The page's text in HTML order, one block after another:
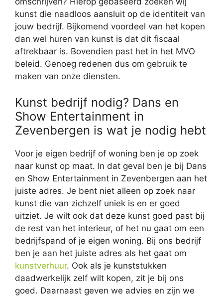
kunst die naadloos aansluit op de identiteit van
jouw bedrijf. Bijkomend voordeel van het kopen
dan wel huren van kunst is dat dit fiscaal
aftrekbaar is. Bovendien past het in het MVO
beleid. Genoeg redenen dus om gebruik te
maken van onze diensten.
Kunst bedrijf nodig? Dans en
Show Entertainment in
Zevenbergen is wat je nodig hebt
Voor je eigen bedrijf of woning ben je op zoek
naar kunst op maat. In dat geval ben je bij Dans
en Show Entertainment in Zevenbergen aan het
juiste adres. Je bent niet alleen op zoek naar
kunst die van zichzelf uniek is en er goed
uitziet. Je wilt ook dat deze kunst goed past bij
de rest van het interieur, of het nu gaat om een
bedrijfspand of je eigen woning. Bij ons bedrijf
ben je aan het juiste adres als het gaat om
kunstverhuur. Ook als je kunststukken
daadwerkelijk zelf wilt kopen, zit je bij ons
goed. Daarnaast geven we advies en zijn we